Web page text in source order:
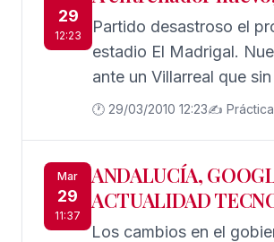
29
12:23
Partido desastroso el
estadio El Madrigal.
ante un Villarreal que
de los rojiblancos en
🕐 29/03/2010 12:23✍️
Mar
29
11:37
ANDALUCÍA,
ACTUALIDAD
Los cambios en el